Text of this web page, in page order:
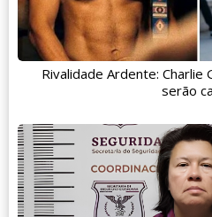
Rivalidade Ardente: Charlie
serão